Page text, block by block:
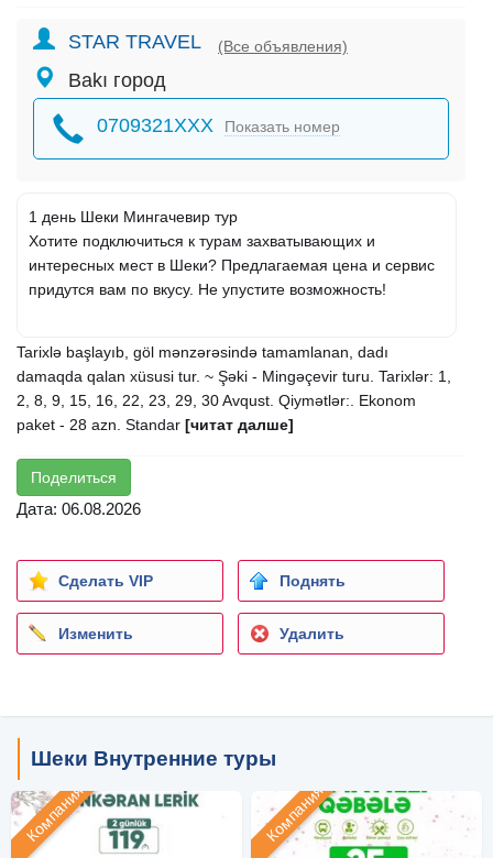
STAR TRAVEL (Все объявления)
Bakı город
0709321XXX Показать номер
1 день Шеки Мингачевир тур
Хотите подключиться к турам захватывающих и
интересных мест в Шеки? Предлагаемая цена и сервис
придутся вам по вкусу. Не упустите возможность!
Tarixlə başlayıb, göl mənzərəsində tamamlanan, dadı
damaqda qalan xüsusi tur. ~ Şəki - Mingəçevir turu. Tarixlər: 1,
2, 8, 9, 15, 16, 22, 23, 29, 30 Avqust. Qiymətlər:. Ekonom
paket - 28 azn. Standar [читат далше]
Поделиться
Дата: 06.08.2026
Сделать VIP Поднять
Изменить Удалить
Шеки Внутренние туры
Компания Компания